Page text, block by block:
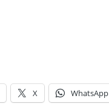
X WhatsApp